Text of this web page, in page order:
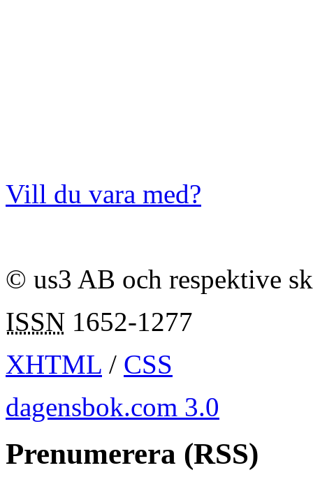
Vill du vara med?
© us3 AB och respektive
ISSN 1652-1277
XHTML / CSS
dagensbok.com 3.0
Prenumerera (RSS)